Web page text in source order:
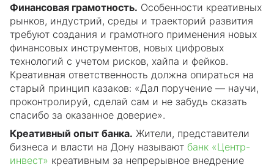
Финансовая грамотность. Особенности креативных
рынков, индустрий, среды и траекторий развития
требуют создания и грамотного применения новых
финансовых инструментов, новых цифровых
технологий с учетом рисков, хайпа и фейков.
Креативная ответственность должна опираться на
старый принцип казаков: «Дал поручение — научи,
проконтролируй, сделай сам и не забудь сказать
спасибо за оказанное доверие».
Креативный опыт банка. Жители, представители
бизнеса и власти на Дону называют банк «Центр-
инвест» креативным за непрерывное внедрение